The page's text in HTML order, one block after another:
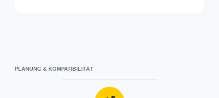
PLANUNG & KOMPATIBILITÄT